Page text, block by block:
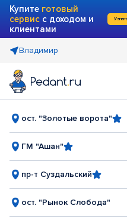
Купите готовый
сервис с доходом и
клиентами
Владимир
ост. "Золотые ворота"
ГМ "Ашан"
пр-т Суздальский
ост. "Рынок Слобода"